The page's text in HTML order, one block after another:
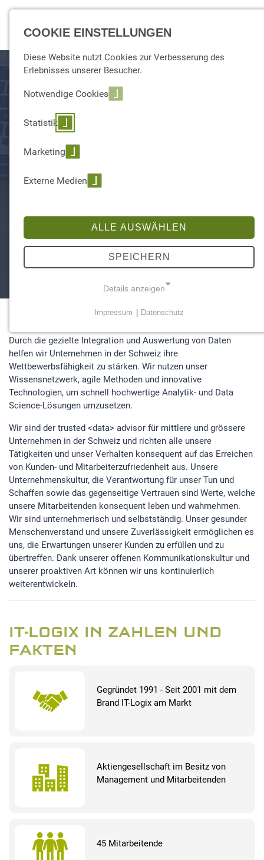
FIRMA & KULTUR
Wir sind Ihr trusted <data> advisor
Durch die gezielte Integration und Auswertung von Daten
helfen wir Unternehmen in der Schweiz ihre
Wettbewerbsfähigkeit zu stärken. Wir nutzen unser
Wissensnetzwerk, agile Methoden und innovative
Technologien, um schnell hochwertige Analytik- und Data
Science-Lösungen umzusetzen.
Wir sind der trusted <data> advisor für mittlere und grössere
Unternehmen in der Schweiz und richten alle unsere
Tätigkeiten und unser Verhalten konsequent auf das Erreichen
von Kunden- und Mitarbeiterzufriedenheit aus. Unsere
Unternehmenskultur, die Verantwortung für unser Tun und
Schaffen sowie das gegenseitige Vertrauen sind Werte, welche
unsere Mitarbeitenden konsequent leben und wahrnehmen.
Wir sind unternehmerisch und selbstständig. Unser gesunder
Menschenverstand und unsere Zuverlässigkeit ermöglichen es
uns, die Erwartungen unserer Kunden zu erfüllen und zu
übertreffen. Dank unserer offenen Kommunikationskultur und
unserer proaktiven Art können wir uns kontinuierlich
weiterentwickeln.
IT-LOGIX IN ZAHLEN UND
FAKTEN
Gegründet 1991 - Seit 2001 mit dem
Brand IT-Logix am Markt
Aktiengesellschaft im Besitz von
Management und Mitarbeitenden
45 Mitarbeitende
COOKIE EINSTELLUNGEN
Diese Website nutzt Cookies zur Verbesserung des
Erlebnisses unserer Besucher.
Notwendige Cookies
Statistik
Marketing
Externe Medien
ALLE AUSWÄHLEN
SPEICHERN
Details anzeigen
Notwendige Cookies ermöglichen grundlegende
Funktionen und sind für die einwandfreie Funktion der
Website erforderlich.
Einverständnis-Cookie
cookie_consent
Zweck:
Dieser Cookie speichert die ausgewählten
Einverständnis-Optionen des Benutzers
Cookie Laufzeit:
STATISTIK
Statistik Cookies erfassen Informationen anonym.
Diese Informationen helfen uns zu verstehen, wie
unsere Besucher unsere Website nutzen.Statistik
Google Analytics
MSCI Analytics
SalesViewer
Um Inhalte von Videoplattformen und Social Media
Plattformen anzeigen zu können, werden von diesen
Impressum Datenschutz